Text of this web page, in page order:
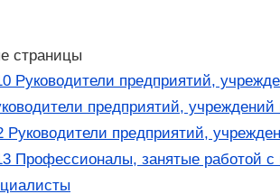
страницы
Руководители предприятий,
предприятий, учреждений
предприятий,
Профессионалы, занятые работой